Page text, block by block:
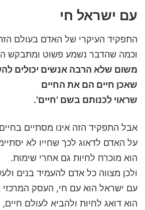
עם ישראל חי
התפקיד העיקרי של האדם בעולם
וכמה שהדבר נשמע פשוט ומתבקש
משום שלא הרבה אנשים יכולים
שאכן חיים הם את החיים
שראוי לכנותם בשם 'חיים'.
אבל התפקיד הזה אינו מסתיים
על האדם לדאוג לכך שחייו לא
הוא מוכרח לחיות גם אחרי שימות.
ולכן מצווה כל אדם להעמיד בנים
עם ישראל הוא עם חי, העסק המרכזי
הוא דואג לחיות ולהביא לעולם חיים,